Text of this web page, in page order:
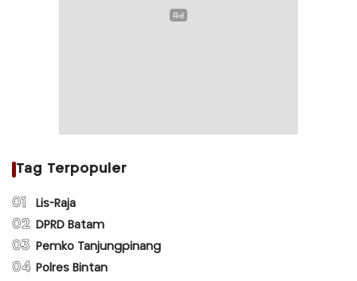
Tag Terpopuler
01 Lis-Raja
02 DPRD Batam
03 Pemko Tanjungpinang
04 Polres Bintan